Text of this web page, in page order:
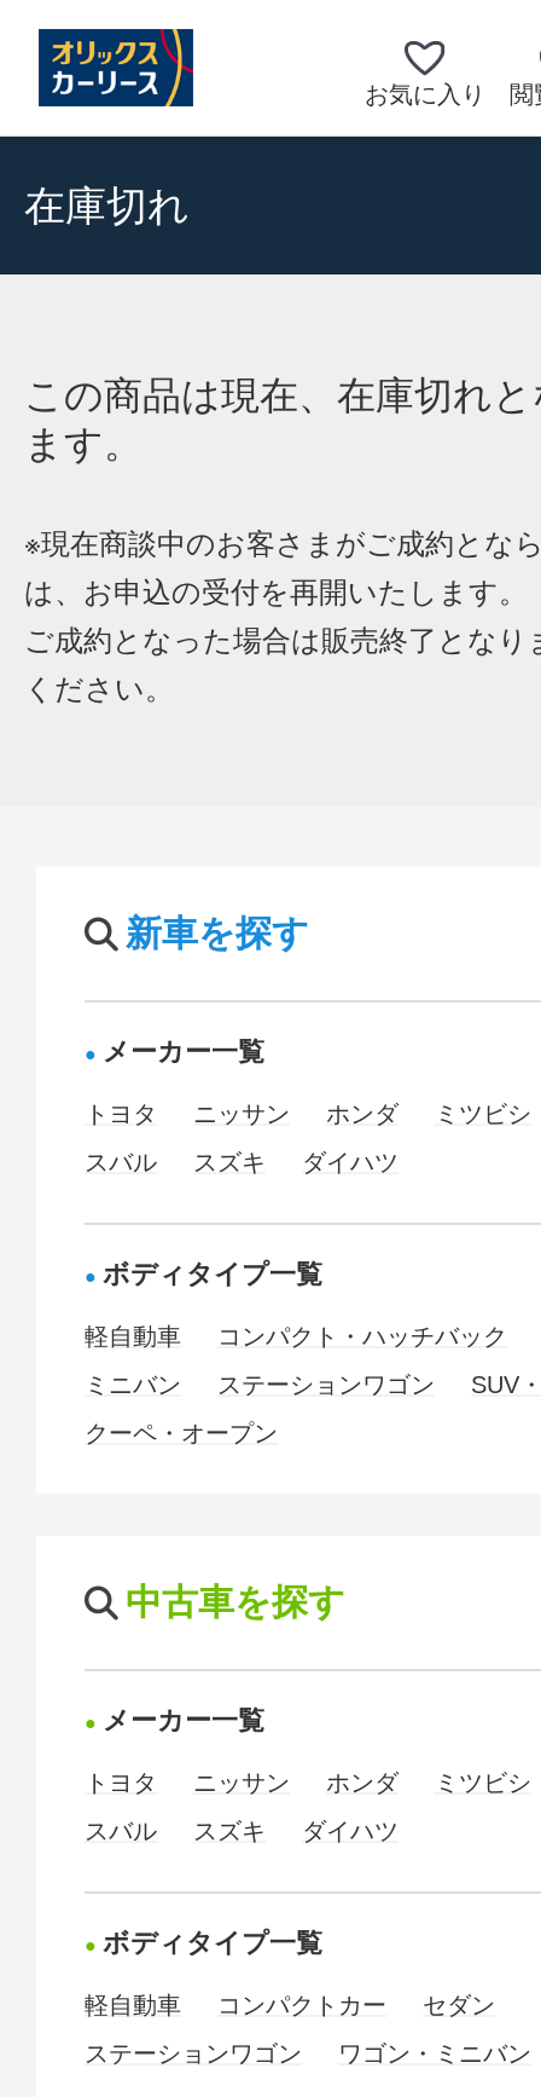
お気に入り 閲
在庫切れ
この商品は現在、在庫切れ
ます。
※現在商談中のお客さまがご成約とな
は、お申込の受付を再開いたします。
ご成約となった場合は販売終了となり
ください。
新車を探す
メーカー一覧
トヨタ ニッサン ホンダ
ミツビシ
スバル
スズキ ダイハツ
ボディタイプ一覧
軽自動車
コンパクト・ハッチバック
ミニバン
ステーションワゴン
SUV
クーペ・オープン
中古車を探す
メーカー一覧
トヨタ ニッサン ホンダ
ミツビシ
スバル
スズキ ダイハツ
ボディタイプ一覧
軽自動車 コンパクトカー
セダン
ステーションワゴン
ワゴン・ミニバン